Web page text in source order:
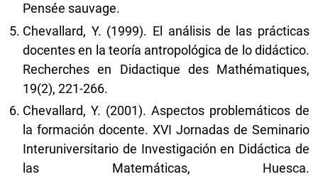
Pensée sauvage.
Chevallard, Y. (1999). El análisis de las prácticas
docentes en la teoría antropológica de lo didáctico.
Recherches en Didactique des Mathématiques,
19(2), 221-266.
Chevallard, Y. (2001). Aspectos problemáticos de
la formación docente. XVI Jornadas de Seminario
Interuniversitario de Investigación en Didáctica de
las Matemáticas, Huesca.